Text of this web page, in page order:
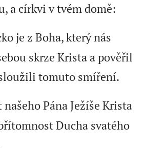
a církvi v tvém domě:
je z Boha, který nás
skrze Krista a pověřil
tomuto smíření.
Pána Ježíše Krista
Ducha svatého